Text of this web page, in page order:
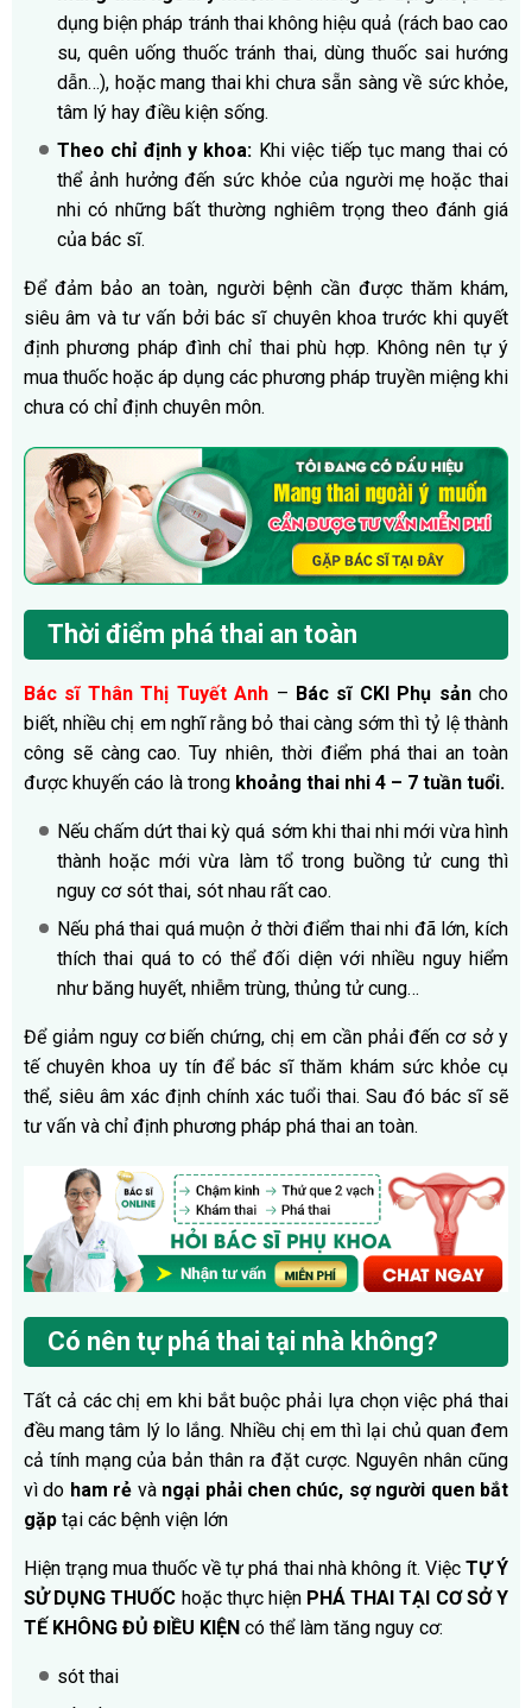
dụng biện pháp tránh thai không hiệu quả (rách bao cao
su, quên uống thuốc tránh thai, dùng thuốc sai hướng
dẫn…), hoặc mang thai khi chưa sẵn sàng về sức khỏe,
tâm lý hay điều kiện sống.
Theo chỉ định y khoa: Khi việc tiếp tục mang thai có
thể ảnh hưởng đến sức khỏe của người mẹ hoặc thai
nhi có những bất thường nghiêm trọng theo đánh giá
của bác sĩ.
Để đảm bảo an toàn, người bệnh cần được thăm khám,
siêu âm và tư vấn bởi bác sĩ chuyên khoa trước khi quyết
định phương pháp đình chỉ thai phù hợp. Không nên tự ý
mua thuốc hoặc áp dụng các phương pháp truyền miệng khi
chưa có chỉ định chuyên môn.
Thời điểm phá thai an toàn
Bác sĩ Thân Thị Tuyết Anh – Bác sĩ CKI Phụ sảncho
biết, nhiều chị em nghĩ rằng bỏ thai càng sớm thì tỷ lệ thành
công sẽ càng cao. Tuy nhiên, thời điểm phá thai an toàn
được khuyến cáo là trong khoảng thai nhi 4 – 7 tuần tuổi.
Nếu chấm dứt thai kỳ quá sớm khi thai nhi mới vừa hình
thành hoặc mới vừa làm tổ trong buồng tử cung thì
nguy cơ sót thai, sót nhau rất cao.
Nếu phá thai quá muộn ở thời điểm thai nhi đã lớn, kích
thích thai quá to có thể đối diện với nhiều nguy hiểm
như băng huyết, nhiễm trùng, thủng tử cung…
Để giảm nguy cơ biến chứng, chị em cần phải đến cơ sở y
tế chuyên khoa uy tín để bác sĩ thăm khám sức khỏe cụ
thể, siêu âm xác định chính xác tuổi thai. Sau đó bác sĩ sẽ
tư vấn và chỉ định phương pháp phá thai an toàn.
Có nên tự phá thai tại nhà không?
Tất cả các chị em khi bắt buộc phải lựa chọn việc phá thai
đều mang tâm lý lo lắng. Nhiều chị em thì lại chủ quan đem
cả tính mạng của bản thân ra đặt cược. Nguyên nhân cũng
vì do ham rẻ và ngại phải chen chúc, sợ người quen bắt
gặp tại các bệnh viện lớn
Hiện trạng mua thuốc về tự phá thai nhà không ít. Việc TỰ Ý
SỬ DỤNG THUỐC hoặc thực hiện PHÁ THAI TẠI CƠ SỞ Y
TẾ KHÔNG ĐỦ ĐIỀU KIỆN có thể làm tăng nguy cơ:
sót thai